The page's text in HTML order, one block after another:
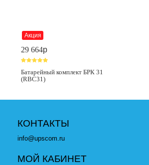
Акция
29 664p
Батарейный комплект БРК 31
(RBC31)
КОНТАКТЫ
info@upscom.ru
МОЙ КАБИНЕТ